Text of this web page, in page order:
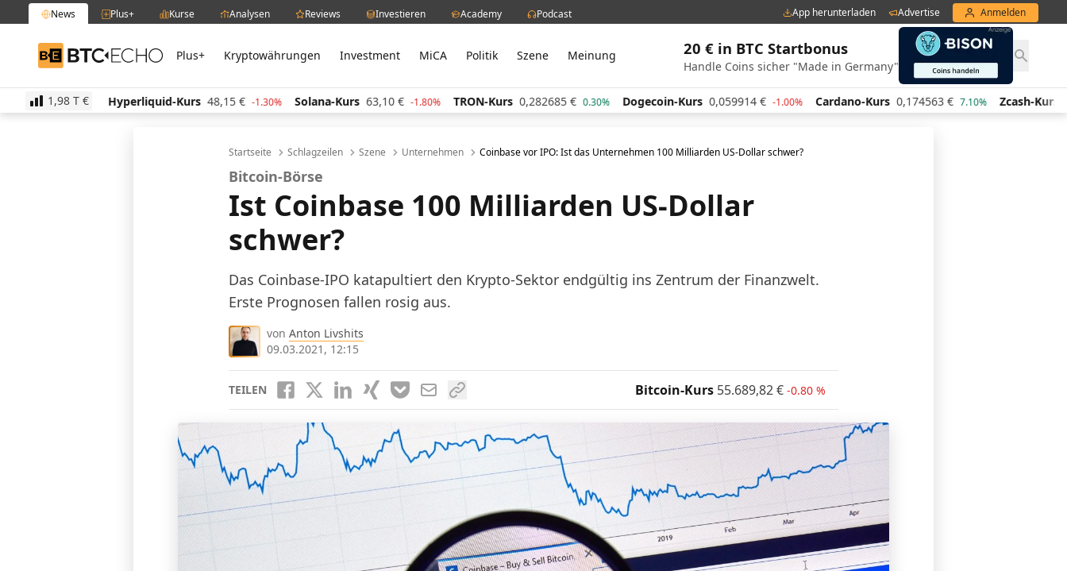
News Plus+ Kurse Analysen Reviews Investieren Academy Podcast App herunterladen Advertise Anmelden
BTC-ECHO Plus+ Kryptowährungen Investment MiCA Politik Szene Meinung 20 € in BTC Startbonus
Handle Coins sicher "Made in Germany"
1,98 T €
Hyperliquid-Kurs 48,15 € -1.30% Solana-Kurs 63,10 € -1.80% TRON-Kurs 0,282685 € 0.30% Dogecoin-Kurs 0,059914 € -1.00% Cardano-Kurs 0,174563 € 7.10% Zcash-Kurs 434,35 € -
Startseite Schlagzeilen Szene Unternehmen Coinbase vor IPO: Ist das Unternehmen 100 Milliarden US-Dollar schwer?
Bitcoin-Börse
Ist Coinbase 100 Milliarden US-Dollar
schwer?
Das Coinbase-IPO katapultiert den Krypto-Sektor endgültig ins Zentrum der Finanzwelt.
Erste Prognosen fallen rosig aus.
von Anton Livshits
09.03.2021, 12:15
TEILEN Bitcoin-Kurs 55.689,82€ -0.80 %